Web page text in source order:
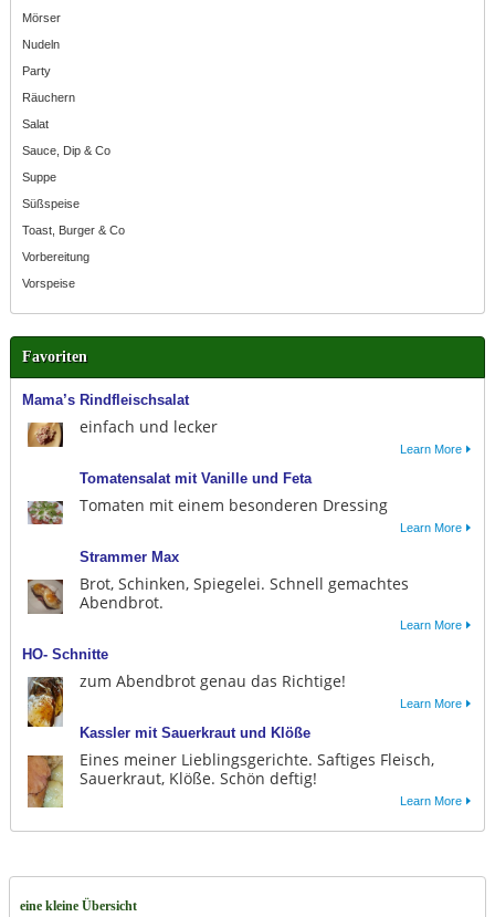
Mörser
Nudeln
Party
Räuchern
Salat
Sauce, Dip & Co
Suppe
Süßspeise
Toast, Burger & Co
Vorbereitung
Vorspeise
Favoriten
Mama’s Rindfleischsalat
einfach und lecker
Learn More
Tomatensalat mit Vanille und Feta
Tomaten mit einem besonderen Dressing
Learn More
Strammer Max
Brot, Schinken, Spiegelei. Schnell gemachtes
Abendbrot.
Learn More
HO- Schnitte
zum Abendbrot genau das Richtige!
Learn More
Kassler mit Sauerkraut und Klöße
Eines meiner Lieblingsgerichte. Saftiges Fleisch,
Sauerkraut, Klöße. Schön deftig!
Learn More
eine kleine Übersicht